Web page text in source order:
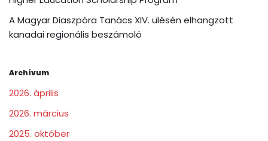
A Magyar Diaszpóra Tanács XIV. ülésén elhangzott
kanadai regionális beszámoló
Archívum
2026. április
2026. március
2025. október